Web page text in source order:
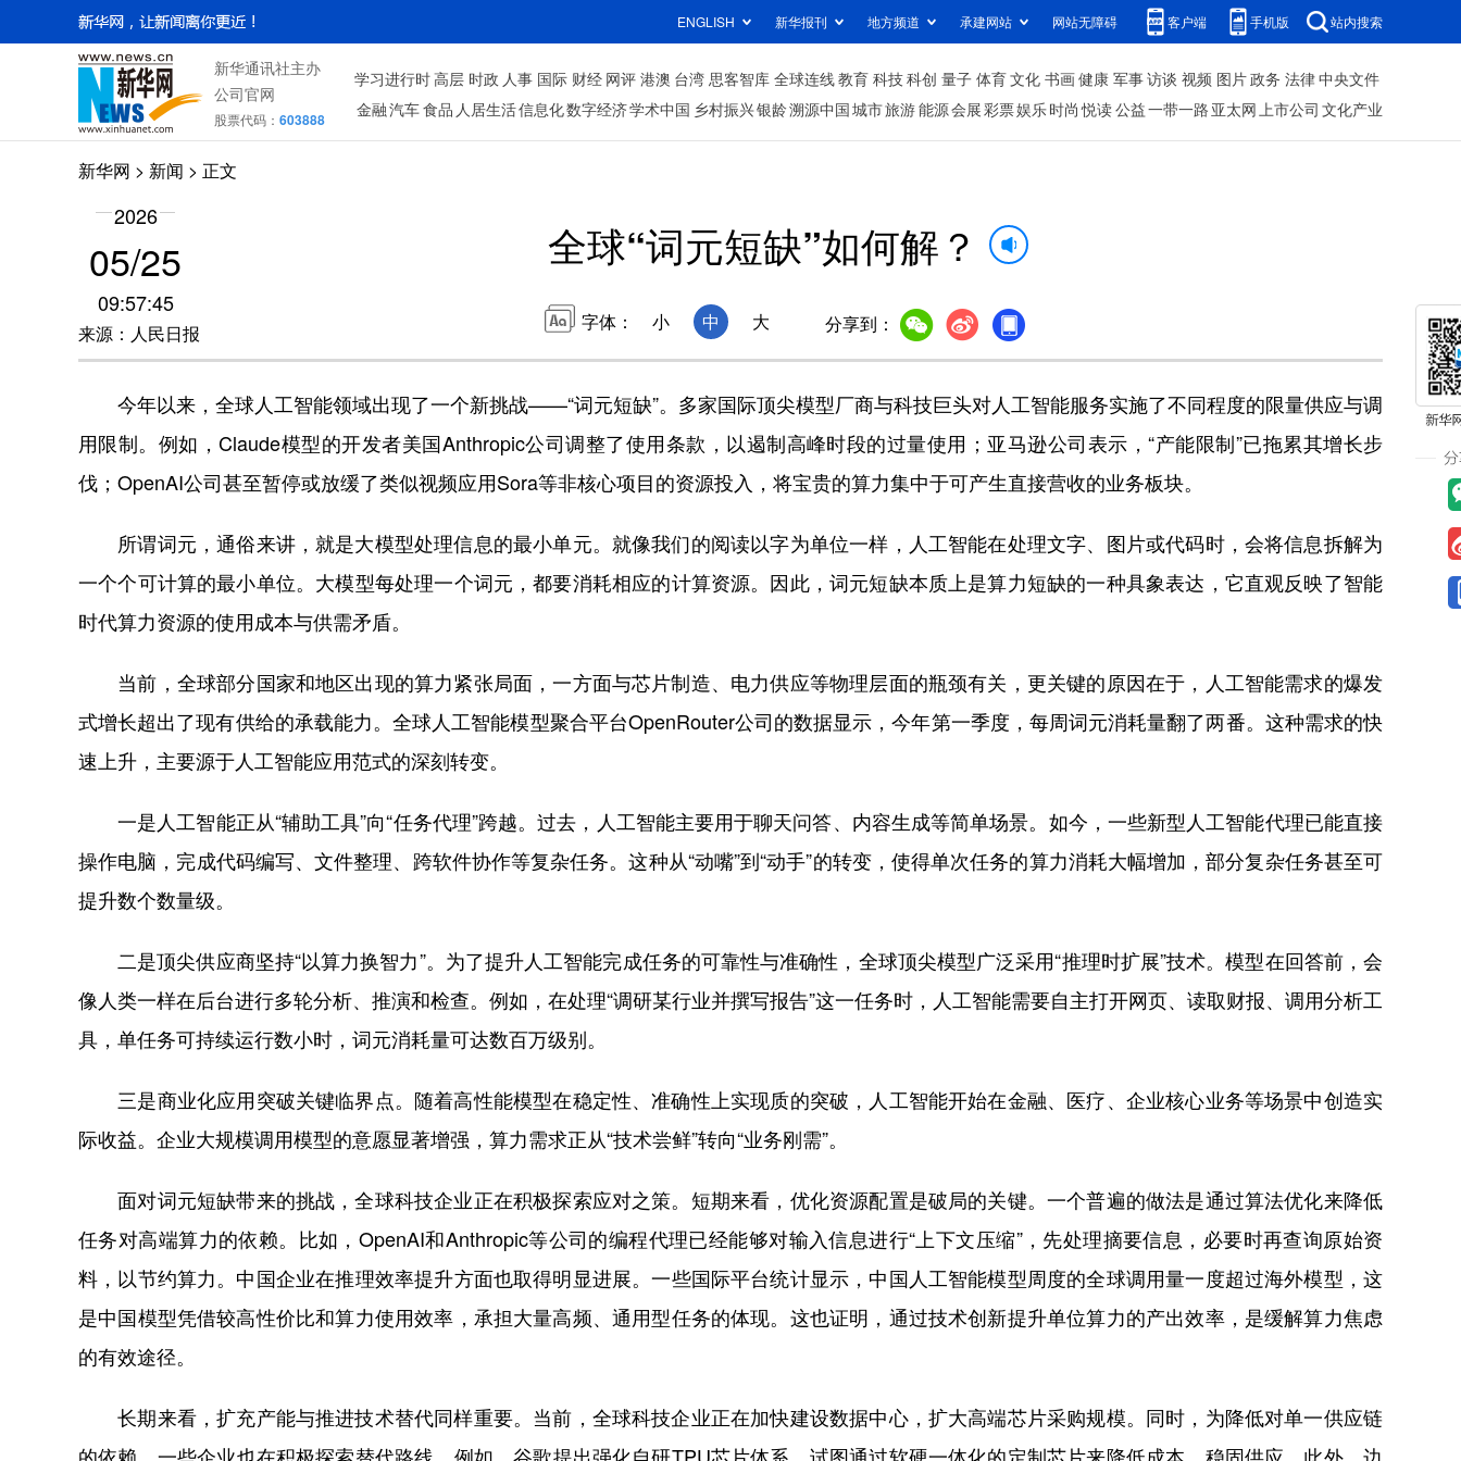
ENGLISH 新华报刊 地方频道 承建网站 网站无障碍 客户端 手机版 站内搜索
新华通讯社主办
公司官网
股票代码： 603888
学习进行时高层 时政 人事 国际 财经 网评 港澳 台湾 思客智库 全球连线教育 科技科创 量子 体育文化 书画健康 军事访谈 视频 图片政务 法律中央文件
金融汽车食品 人居生活信息化数字经济学术中国 乡村振兴银龄溯源中国城市旅游能源会展彩票娱乐时尚 悦读公益一带一路 亚太网上市公司 文化产业
新华网 > 新闻 > 正文
2026
05/25
09:57:45
来源：人民日报
全球“词元短缺”如何解？
字体： 小 中 大 分享到：
今年以来，全球人工智能领域出现了一个新挑战——“词元短缺”。多家国际顶尖模型厂商与科技巨头对人工智能服务实施了不同程度的限量供应与调
用限制。例如，Claude模型的开发者美国Anthropic公司调整了使用条款，以遏制高峰时段的过量使用；亚马逊公司表示，“产能限制”已拖累其增长步
伐；OpenAI公司甚至暂停或放缓了类似视频应用Sora等非核心项目的资源投入，将宝贵的算力集中于可产生直接营收的业务板块。
所谓词元，通俗来讲，就是大模型处理信息的最小单元。就像我们的阅读以字为单位一样，人工智能在处理文字、图片或代码时，会将信息拆解为
一个个可计算的最小单位。大模型每处理一个词元，都要消耗相应的计算资源。因此，词元短缺本质上是算力短缺的一种具象表达，它直观反映了智能
时代算力资源的使用成本与供需矛盾。
当前，全球部分国家和地区出现的算力紧张局面，一方面与芯片制造、电力供应等物理层面的瓶颈有关，更关键的原因在于，人工智能需求的爆发
式增长超出了现有供给的承载能力。全球人工智能模型聚合平台OpenRouter公司的数据显示，今年第一季度，每周词元消耗量翻了两番。这种需求的快
速上升，主要源于人工智能应用范式的深刻转变。
一是人工智能正从“辅助工具”向“任务代理”跨越。过去，人工智能主要用于聊天问答、内容生成等简单场景。如今，一些新型人工智能代理已能直接
操作电脑，完成代码编写、文件整理、跨软件协作等复杂任务。这种从“动嘴”到“动手”的转变，使得单次任务的算力消耗大幅增加，部分复杂任务甚至可
提升数个数量级。
二是顶尖供应商坚持“以算力换智力”。为了提升人工智能完成任务的可靠性与准确性，全球顶尖模型广泛采用“推理时扩展”技术。模型在回答前，会
像人类一样在后台进行多轮分析、推演和检查。例如，在处理“调研某行业并撰写报告”这一任务时，人工智能需要自主打开网页、读取财报、调用分析工
具，单任务可持续运行数小时，词元消耗量可达数百万级别。
三是商业化应用突破关键临界点。随着高性能模型在稳定性、准确性上实现质的突破，人工智能开始在金融、医疗、企业核心业务等场景中创造实
际收益。企业大规模调用模型的意愿显著增强，算力需求正从“技术尝鲜”转向“业务刚需”。
面对词元短缺带来的挑战，全球科技企业正在积极探索应对之策。短期来看，优化资源配置是破局的关键。一个普遍的做法是通过算法优化来降低
任务对高端算力的依赖。比如，OpenAI和Anthropic等公司的编程代理已经能够对输入信息进行“上下文压缩”，先处理摘要信息，必要时再查询原始资
料，以节约算力。中国企业在推理效率提升方面也取得明显进展。一些国际平台统计显示，中国人工智能模型周度的全球调用量一度超过海外模型，这
是中国模型凭借较高性价比和算力使用效率，承担大量高频、通用型任务的体现。这也证明，通过技术创新提升单位算力的产出效率，是缓解算力焦虑
的有效途径。
长期来看，扩充产能与推进技术替代同样重要。当前，全球科技企业正在加快建设数据中心，扩大高端芯片采购规模。同时，为降低对单一供应链